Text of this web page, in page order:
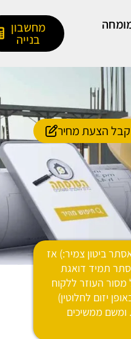
מחשבון
בנייה
קבל הצעת מחיר
ביטון צמיר:) אז
תמיד דואגת
העוזר ללקוח
יזום לחלוטין)
ומשם ממשיכים